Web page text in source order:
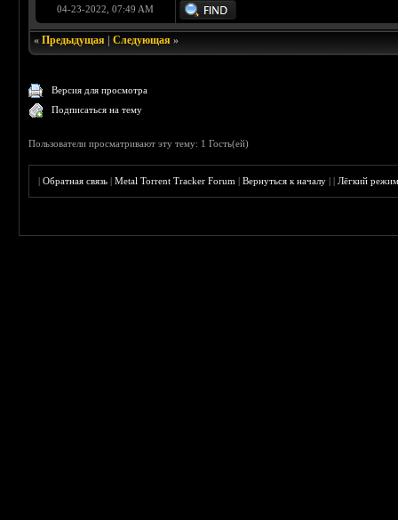
04-23-2022, 07:49 AM
«Предыдущая |Следующая »
Версия для просмотра
Подписаться на тему
Пользователи просматривают эту тему: 1 Гость(ей)
|Обратная связь |Metal Torrent Tracker Forum |Вернуться к началу ||Лёгкий